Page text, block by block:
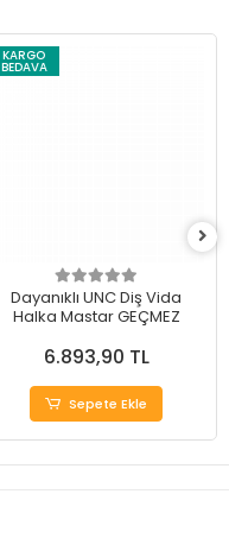
KARGO
BEDAVA
Dayanıklı UNC Diş Vida
Halka Mastar GEÇMEZ
6.893,90 TL
Sepete Ekle